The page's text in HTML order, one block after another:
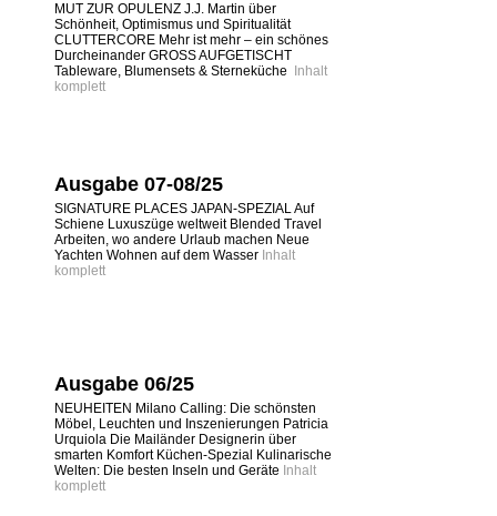
MUT ZUR OPULENZ J.J. Martin über
Schönheit, Optimismus und Spiritualität
CLUTTERCORE Mehr ist mehr – ein schönes
Durcheinander GROSS AUFGETISCHT
Tableware, Blumensets & Sterneküche
Inhalt
komplett
Ausgabe 07-08/25
SIGNATURE PLACES JAPAN-SPEZIAL Auf
Schiene Luxuszüge weltweit Blended Travel
Arbeiten, wo andere Urlaub machen Neue
Yachten Wohnen auf dem Wasser Inhalt
komplett
Ausgabe 06/25
NEUHEITEN Milano Calling: Die schönsten
Möbel, Leuchten und Inszenierungen Patricia
Urquiola Die Mailänder Designerin über
smarten Komfort Küchen-Spezial Kulinarische
Welten: Die besten Inseln und Geräte Inhalt
komplett